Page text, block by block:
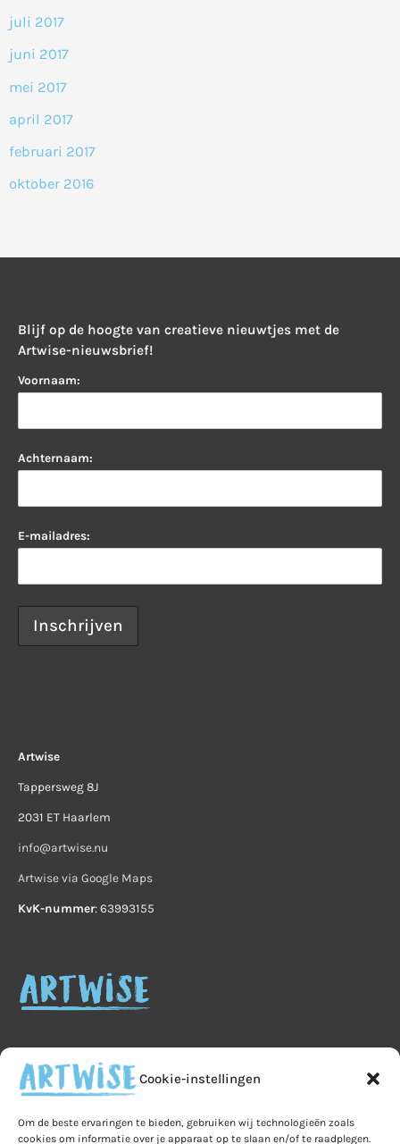
Cookie-instellingen
Om de beste ervaringen te bieden, gebruiken wij technologieën zoals
cookies om informatie over je apparaat op te slaan en/of te raadplegen.
juli 2017
juni 2017
mei 2017
april 2017
februari 2017
oktober 2016
Blijf op de hoogte van creatieve nieuwtjes met de
Artwise-nieuwsbrief!
Voornaam:
Achternaam:
E-mailadres:
Artwise
Tappersweg 8J
2031 ET Haarlem
info@artwise.nu
Artwise via Google Maps
KvK-nummer: 63993155
Home Veelgestelde vragen
B2B